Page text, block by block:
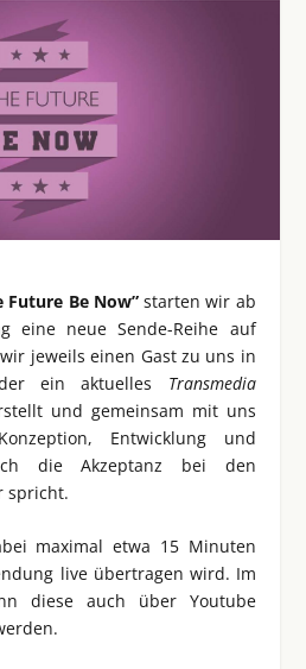
Future Be Now”starten wir ab
eine neue Sende-Reihe auf
jeweils einen Gast zu uns in
ein aktuelles Transmedia
und gemeinsam mit uns
Entwicklung und
die Akzeptanz bei den
spricht.
maximal etwa 15 Minuten
live übertragen wird. Im
diese auch über Youtube